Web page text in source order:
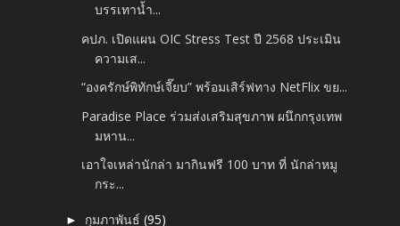
บรรเทาน้ำ...
คปภ. เปิดแผน OIC Stress Test ปี 2568 ประเมิน
ความเส...
“องครักษ์พิทักษ์เจี๊ยบ” พร้อมเสิร์ฟทาง NetFlix ขย...
Paradise Place ร่วมส่งเสริมสุขภาพ ผนึกกรุงเทพ
มหาน...
เอาใจเหล่านักล่า มากินฟรี 100 บาท ที่ นักล่าหมู
กระ...
► กุมภาพันธ์(95)